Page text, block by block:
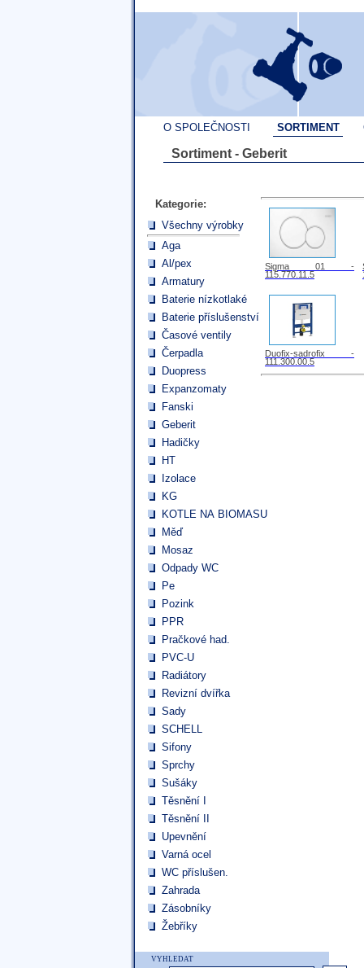
O SPOLEČNOSTI SORTIMENT
Sortiment - Geberit
Kategorie:
Všechny výrobky
Aga
Al/pex
Armatury
Baterie nízkotlaké
Baterie příslušenství
Časové ventily
Čerpadla
Duopress
Expanzomaty
Fanski
Geberit
Hadičky
HT
Izolace
KG
KOTLE NA BIOMASU
Měď
Mosaz
Odpady WC
Pe
Pozink
PPR
Pračkové had.
PVC-U
Radiátory
Revizní dvířka
Sady
SCHELL
Sifony
Sprchy
Sušáky
Těsnění I
Těsnění II
Upevnění
Varná ocel
WC příslušen.
Zahrada
Zásobníky
Žebříky
Sigma 01 -
115.770.11.5
Duofix-sadrofix -
111.300.00.5
VYHLEDAT